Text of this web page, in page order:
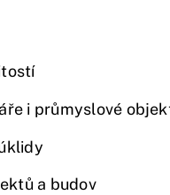
i průmyslové
a budov